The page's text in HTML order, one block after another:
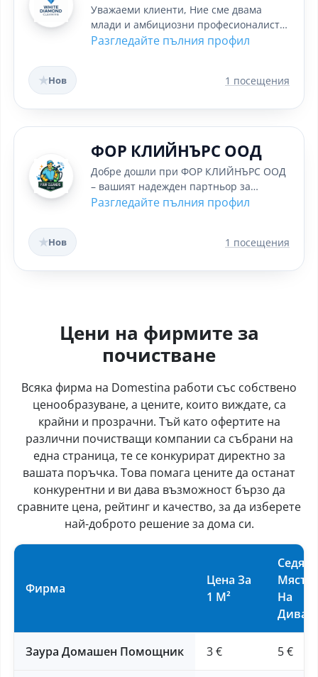
Уважаеми клиенти, Ние сме двама
млади и амбициозни професионалисти,
които решиха да обединят опита си и
Разгледайте пълния профил
★Нов 1 посещения
ФОР КЛИЙНЪРС ООД
Добре дошли при ФОР КЛИЙНЪРС ООД
– вашият надежден партньор за
почистване ✨. Обслужваме цяла
Разгледайте пълния профил
★Нов 1 посещения
Цени на фирмите за
почистване
Всяка фирма на Domestina работи със собствено
ценообразуване, а цените, които виждате, са
крайни и прозрачни. Тъй като офертите на
различни почистващи компании са събрани на
една страница, те се конкурират директно за
вашата поръчка. Това помага цените да останат
конкурентни и ви дава възможност бързо да
сравните цена, рейтинг и качество, за да изберете
най-доброто решение за дома си.
Фирма
Цена За
1 М²
Мяста
На
Диван
Заура Домашен Помощник 3 € 5 €